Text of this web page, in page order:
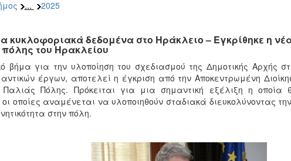
... 2025
κυκλοφοριακά δεδομένα στο Ηράκλειο – Εγκρίθηκε η
του Ηρακλείου
βήμα για την υλοποίηση του σχεδιασμού της Δημοτικής Αρχής
έργων, αποτελεί η έγκριση από την Αποκεντρωμένη
Πόλης. Πρόκειται για μια σημαντική εξέλιξη η οποία
οποίες αναμένεται να υλοποιηθούν σταδιακά διευκολύνοντας
στην πόλη.